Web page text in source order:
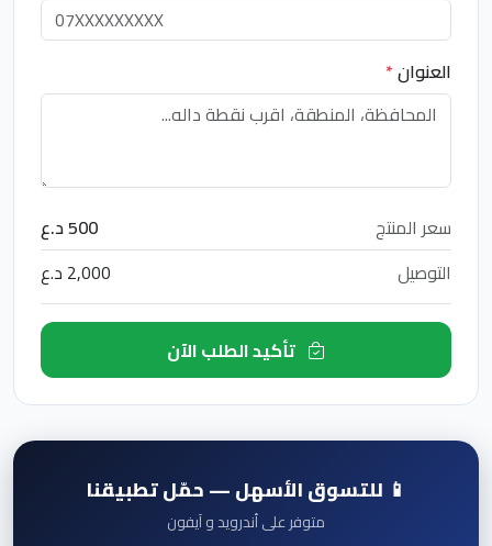
العنوان*
سعر المنتج
500 د.ع
التوصيل
2,000 د.ع
📱 للتسوق الأسهل — حمّل تطبيقنا
متوفر على أندرويد و آيفون